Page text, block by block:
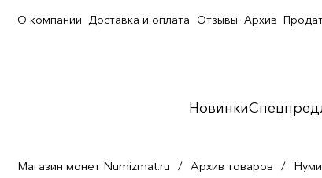
Новинки
О компании Доставка и оплата Отзывы Архив
Магазин монет Numizmat.ru / Архив товаров /